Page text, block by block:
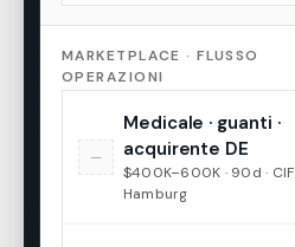
MARKETPLACE · FLUSSO
OPERAZIONI
—
Medicale · guanti ·
acquirente DE
$400K–600K · 90d · CIF
Hamburg